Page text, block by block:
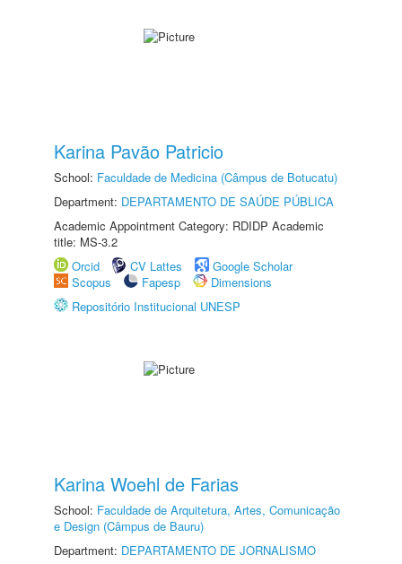
Karina Pavão Patricio
School: Faculdade de Medicina (Câmpus de Botucatu)
Department: DEPARTAMENTO DE SAÚDE PÚBLICA
Academic Appointment Category: RDIDP Academic
title: MS-3.2
Orcid
CV Lattes
Google Scholar
Scopus
Fapesp
Dimensions
Repositório Institucional UNESP
Karina Woehl de Farias
School: Faculdade de Arquitetura, Artes, Comunicação
e Design (Câmpus de Bauru)
Department: DEPARTAMENTO DE JORNALISMO